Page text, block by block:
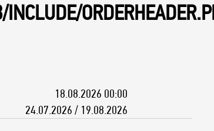
18.08.2026 00:00
24.07.2026 / 19.08.2026